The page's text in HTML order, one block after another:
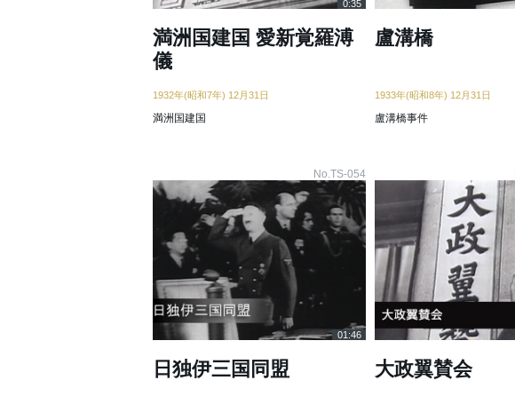
0:35
満洲国建国 愛新覚羅溥
儀
1932年(昭和7年) 12月31日
満洲国建国
盧溝橋
1933年(昭和8年) 12月31日
盧溝橋事件
No.TS-054
01:46
日独伊三国同盟 大政翼賛会